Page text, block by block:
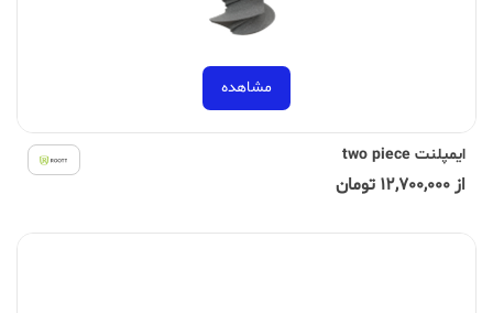
مشاهده
ایمپلنت two piece
از 12,700,000 تومان